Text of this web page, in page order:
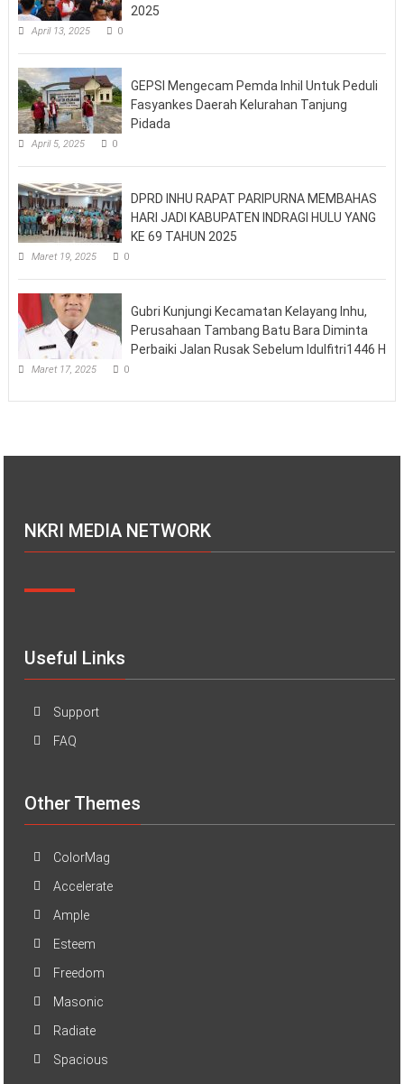
2025
April 13, 2025 0
GEPSI Mengecam Pemda Inhil Untuk Peduli
Fasyankes Daerah Kelurahan Tanjung
Pidada
April 5, 2025 0
DPRD INHU RAPAT PARIPURNA MEMBAHAS
HARI JADI KABUPATEN INDRAGI HULU YANG
KE 69 TAHUN 2025
Maret 19, 2025 0
Gubri Kunjungi Kecamatan Kelayang Inhu,
Perusahaan Tambang Batu Bara Diminta
Perbaiki Jalan Rusak Sebelum Idulfitri1446 H
Maret 17, 2025 0
NKRI MEDIA NETWORK
Useful Links
Support
FAQ
Other Themes
ColorMag
Accelerate
Ample
Esteem
Freedom
Masonic
Radiate
Spacious